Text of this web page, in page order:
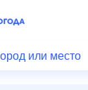
или место